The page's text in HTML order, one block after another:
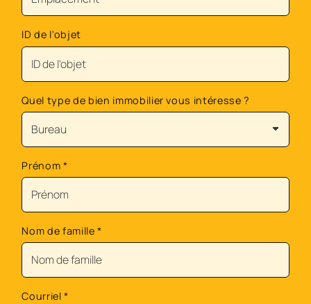
ID de l'objet
Quel type de bien immobilier vous intéresse ?
Prénom *
Nom de famille*
Courriel*